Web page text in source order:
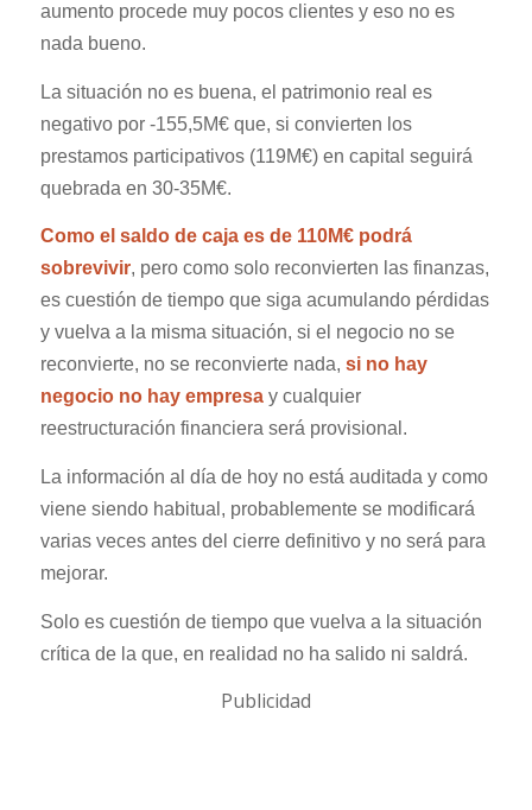
aumento procede muy pocos clientes y eso no es
nada bueno.
La situación no es buena, el patrimonio real es
negativo por -155,5M€ que, si convierten los
prestamos participativos (119M€) en capital seguirá
quebrada en 30-35M€.
Como el saldo de caja es de 110M€ podrá
sobrevivir, pero como solo reconvierten las finanzas,
es cuestión de tiempo que siga acumulando pérdidas
y vuelva a la misma situación, si el negocio no se
reconvierte, no se reconvierte nada, si no hay
negocio no hay empresay cualquier
reestructuración financiera será provisional.
La información al día de hoy no está auditada y como
viene siendo habitual, probablemente se modificará
varias veces antes del cierre definitivo y no será para
mejorar.
Solo es cuestión de tiempo que vuelva a la situación
crítica de la que, en realidad no ha salido ni saldrá.
Publicidad